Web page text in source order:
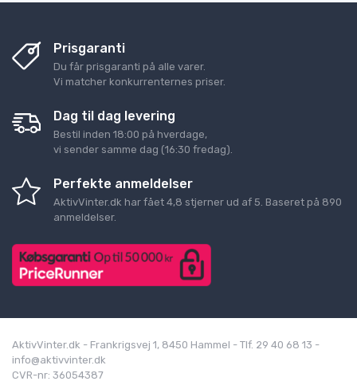
Prisgaranti
Du får prisgaranti på alle varer.
Vi matcher konkurrenternes priser.
Dag til dag levering
Bestil inden 18:00 på hverdage,
vi sender samme dag (16:30 fredag).
Perfekte anmeldelser
AktivVinter.dk har fået 4,8 stjerner ud af 5. Baseret på 890
anmeldelser.
AktivVinter.dk - Frankrigsvej 1, 8450 Hammel - Tlf. 29 40 68 13 -
info@aktivvinter.dk
CVR-nr: 36054387